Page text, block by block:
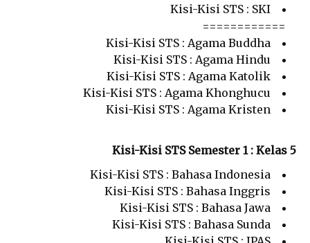
Kisi-Kisi STS : SKI
============
Kisi-Kisi STS : Agama Buddha
Kisi-Kisi STS : Agama Hindu
Kisi-Kisi STS : Agama Katolik
Kisi-Kisi STS : Agama Khonghucu
Kisi-Kisi STS : Agama Kristen
Kisi-Kisi STS Semester 1 : Kelas 5
Kisi-Kisi STS : Bahasa Indonesia
Kisi-Kisi STS : Bahasa Inggris
Kisi-Kisi STS : Bahasa Jawa
Kisi-Kisi STS : Bahasa Sunda